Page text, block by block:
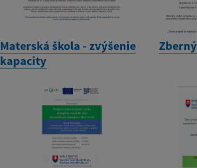
Materská škola - zvýšenie
kapacity